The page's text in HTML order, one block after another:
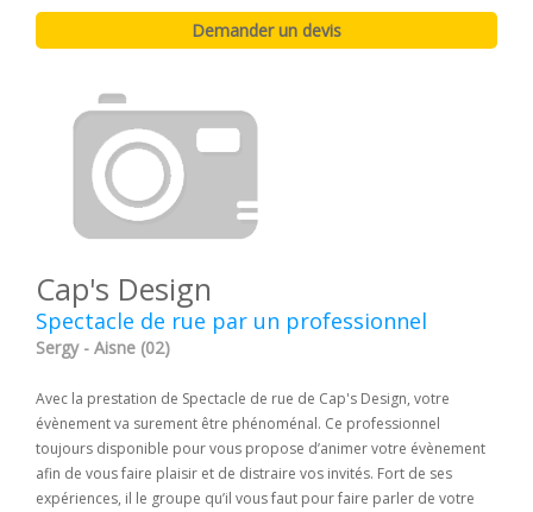
Cap's Design
Spectacle de rue par un professionnel
Sergy - Aisne (02)
Avec la prestation de Spectacle de rue de Cap's Design, votre
évènement va surement être phénoménal. Ce professionnel
toujours disponible pour vous propose d’animer votre évènement
afin de vous faire plaisir et de distraire vos invités. Fort de ses
expériences, il le groupe qu’il vous faut pour faire parler de votre